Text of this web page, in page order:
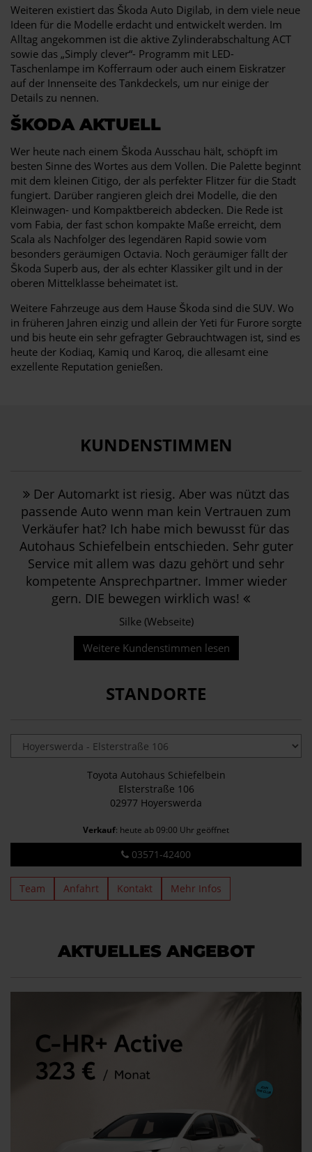
Weiteren existiert das Škoda Auto Digilab, in dem viele neue
Ideen für die Modelle erdacht und entwickelt werden. Im
Alltag angekommen ist die aktive Zylinderabschaltung ACT
sowie das „Simply clever“- Programm mit LED-
Taschenlampe im Kofferraum oder auch einem Eiskratzer
auf der Innenseite des Tankdeckels, um nur einige der
Details zu nennen.
ŠKODA AKTUELL
Wer heute nach einem Škoda Ausschau hält, schöpft im
besten Sinne des Wortes aus dem Vollen. Die Palette beginnt
mit dem kleinen Citigo, der als perfekter Flitzer für die Stadt
fungiert. Darüber rangieren gleich drei Modelle, die den
Kleinwagen- und Kompaktbereich abdecken. Die Rede ist
vom Fabia, der fast schon kompakte Maße erreicht, dem
Scala als Nachfolger des legendären Rapid sowie vom
besonders geräumigen Octavia. Noch geräumiger fällt der
Škoda Superb aus, der als echter Klassiker gilt und in der
oberen Mittelklasse beheimatet ist.
Weitere Fahrzeuge aus dem Hause Škoda sind die SUV. Wo
in früheren Jahren einzig und allein der Yeti für Furore sorgte
und bis heute ein sehr gefragter Gebrauchtwagen ist, sind es
heute der Kodiaq, Kamiq und Karoq, die allesamt eine
exzellente Reputation genießen.
KUNDENSTIMMEN
Der Automarkt ist riesig. Aber was nützt das
passende Auto wenn man kein Vertrauen zum
Verkäufer hat? Ich habe mich bewusst für das
Autohaus Schiefelbein entschieden. Sehr guter
Service mit allem was dazu gehört und sehr
kompetente Ansprechpartner. Immer wieder
gern. DIE bewegen wirklich was!
Silke (Webseite)
Weitere Kundenstimmen lesen
STANDORTE
Toyota Autohaus Schiefelbein
Elsterstraße 106
02977 Hoyerswerda
Verkauf: heute ab 09:00 Uhr geöffnet
03571-42400
Team Anfahrt Kontakt Mehr Infos
AKTUELLES ANGEBOT